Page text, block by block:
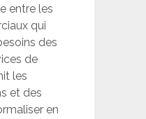
entre les
qui
des
de
les
et des
en